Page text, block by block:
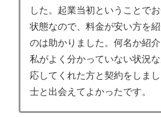
した。起業当初ということで
状態なので、料金が安い方を
のは助かりました。何名か紹介
私がよく分かっていない状況
応してくれた方と契約をしま
士と出会えてよかったです。